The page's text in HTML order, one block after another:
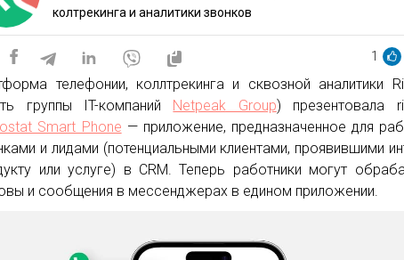
колтрекинга и аналитики звонков
1
телефонии, коллтрекинга и сквозной аналитики
группы IT-компаний Netpeak Group) презентовала
Smart Phone — приложение, предназначенное для
и лидами (потенциальными клиентами, проявившими
или услуге) в CRM. Теперь работники могут
и сообщения в мессенджерах в едином приложении.